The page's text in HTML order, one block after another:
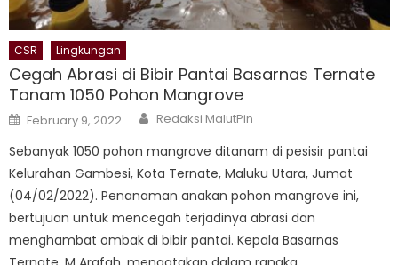
CSR Lingkungan
Cegah Abrasi di Bibir Pantai Basarnas Ternate
Tanam 1050 Pohon Mangrove
Posted
on
February 9, 2022 Author
Redaksi MalutPin
Sebanyak 1050 pohon mangrove ditanam di pesisir pantai
Kelurahan Gambesi, Kota Ternate, Maluku Utara, Jumat
(04/02/2022). Penanaman anakan pohon mangrove ini,
bertujuan untuk mencegah terjadinya abrasi dan
menghambat ombak di bibir pantai. Kepala Basarnas